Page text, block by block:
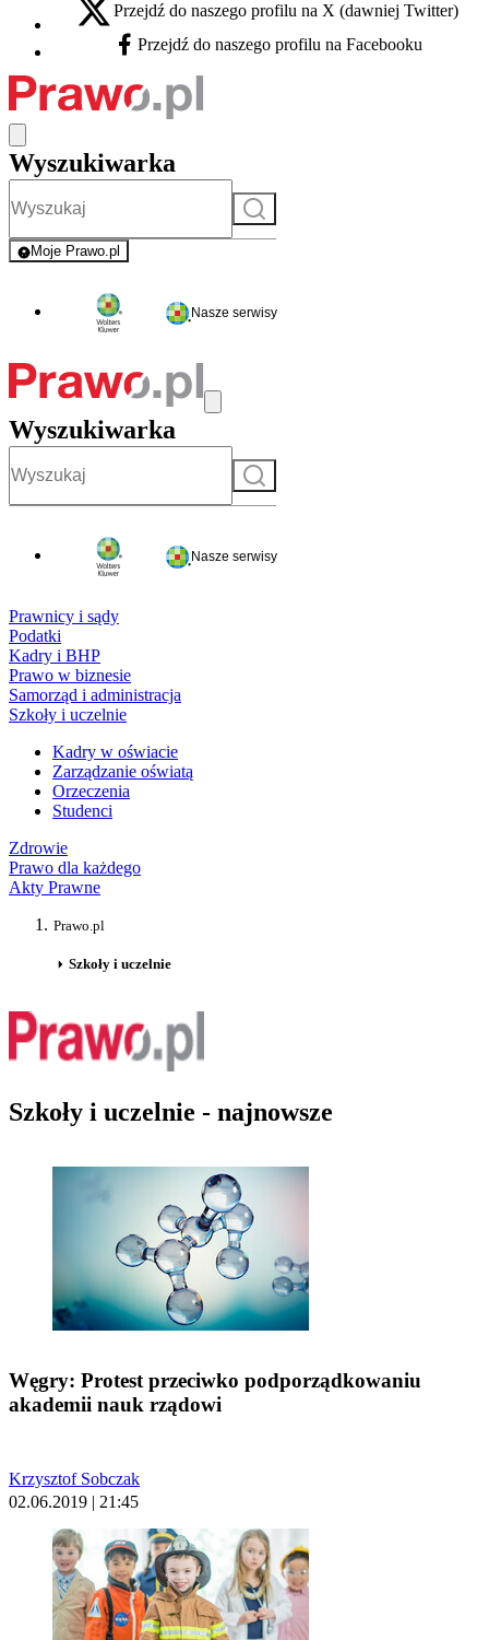
X - otwiera się w nowej karcie
Przejdź do naszego profilu na X (dawniej Twitter)
Facebook - otwiera się w nowej karcie
Przejdź do naszego profilu na Facebooku
Wyszukiwarka
Szukaj
Moje Prawo.pl
- rejestracja i logowanie do serwisu
Nasze serwisy
Wyszukiwarka
Szukaj
Nasze serwisy
Prawnicy i sądy
Podatki
Kadry i BHP
Prawo w biznesie
Samorząd i administracja
Szkoły i uczelnie
Kadry w oświacie
Zarządzanie oświatą
Orzeczenia
Studenci
Zdrowie
Prawo dla każdego
Akty Prawne
Prawo.pl
Szkoły i uczelnie
Szkoły i uczelnie - najnowsze
Węgry: Protest przeciwko podporządkowaniu
akademii nauk rządowi
Krzysztof Sobczak
02.06.2019 | 21:45